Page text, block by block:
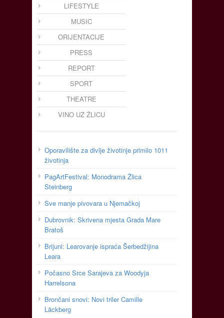
LIFESTYLE
MUSIC
ORIJENTACIJE
PRESS
REPORT
SPORT
THEATRE
VINO UZ ŽLICU
Oporavilište za divlje životinje primilo 1011
životinja
PagArtFestival: Monodrama Žlica
Steinberg
Sve manje pivovara u Njemačkoj
Dubrovnik: Skrivena mjesta Grada Mare
Bratoš
Brijuni: Learovanje ispraća Šerbedžijina
Leara
Počasno Srce Sarajeva za Woodyja
Harrelsona
Brončani snovi: Novi triler Camille
Läckberg